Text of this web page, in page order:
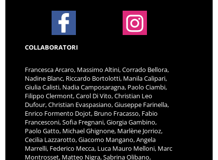
COLLABORATORI
Francesca Arcaro, Massimo Altini, Corrado Bellora,
Nadine Blanc, Riccardo Bortolotti, Manila Calipari,
Giulia Calisti, Nadia Camposaragna, Paolo Ciambi,
Filippo Clermont, Carol Di Vito, Christian Leo
Dufour, Christian Evaspasiano, Giuseppe Farinella,
Enrico Formento Dojot, Bruno Fracasso, Fabio
Francesconi, Sofia Fregnani, Giorgia Gambino,
Paolo Gatto, Michael Ghignone, Marlène Jorrioz,
Cecilia Lazzarotto, Giacomo Mangano, Angela
Marrelli, Federico Mecca, Luca Mauro Melloni, Marc
Montrosset, Matteo Nigra, Sabrina Olibano,